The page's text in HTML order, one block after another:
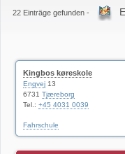
22 Einträge gefunden -
Kingbos køreskole
Engvej 13
6731 Tjæreborg
Tel.: +45 4031 0039
Fahrschule